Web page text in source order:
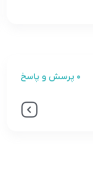
0 پرسش و پاسخ